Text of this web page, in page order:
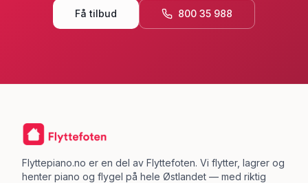
Få tilbud 800 35 988
Flyttepiano.no er en del av Flyttefoten. Vi flytter, lagrer og
henter piano og flygel på hele Østlandet — med riktig